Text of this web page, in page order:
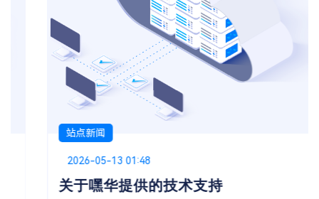
站点新闻
Posted on
2026-05-13 01:48
关于嘿华提供的技术支持